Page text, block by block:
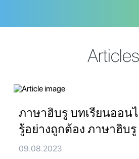
Articles
ภาษาฮิบรู บทเรียนออน
รู้อย่างถูกต้อง ภาษาฮิบ
09.08.2023